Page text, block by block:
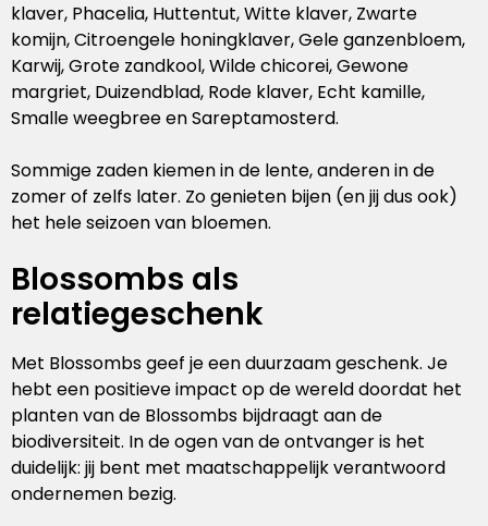
klaver, Phacelia, Huttentut, Witte klaver, Zwarte
komijn, Citroengele honingklaver, Gele ganzenbloem,
Karwij, Grote zandkool, Wilde chicorei, Gewone
margriet, Duizendblad, Rode klaver, Echt kamille,
Smalle weegbree en Sareptamosterd.
Sommige zaden kiemen in de lente, anderen in de
zomer of zelfs later. Zo genieten bijen (en jij dus ook)
het hele seizoen van bloemen.
Blossombs als
relatiegeschenk
Met Blossombs geef je een duurzaam geschenk. Je
hebt een positieve impact op de wereld doordat het
planten van de Blossombs bijdraagt aan de
biodiversiteit. In de ogen van de ontvanger is het
duidelijk: jij bent met maatschappelijk verantwoord
ondernemen bezig.